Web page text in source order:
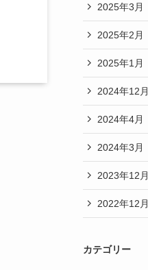
2025年3月
2025年2月
2025年1月
2024年12月
2024年4月
2024年3月
2023年12月
2022年12月
カテゴリー